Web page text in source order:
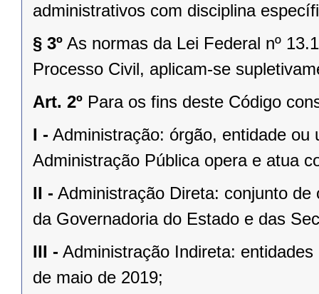
administrativos com disciplina
§ 3º As normas da Lei Federal nº
Processo Civil, aplicam-se
Art. 2º Para os fins deste Código
I - Administração: órgão, entidade ou
Administração Pública opera e atua
II - Administração Direta: conjunto
da Governadoria do Estado e das
III - Administração Indireta:
de maio de 2019;